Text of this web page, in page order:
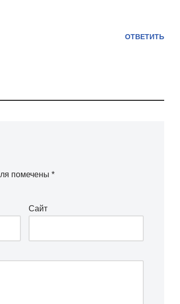
ОТВЕТИТЬ
помечены *
Сайт